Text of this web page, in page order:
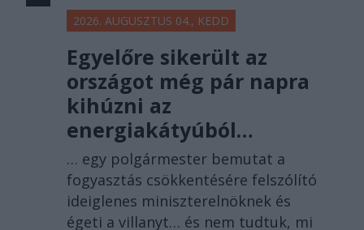
2026. AUGUSZTUS 04., KEDD
Egyelőre sikerült az
országot még pár napra
kihúzni az
energiakátyúból…
… egy polgármester bemutat a
fogyasztás csökkentésére felszólító
ideiglenes miniszterelnöknek és
égeti a villanyt… és nem tudtuk, mi